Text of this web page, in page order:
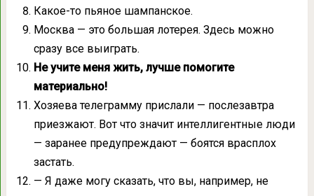
Какое-то пьяное шампанское.
Москва — это большая лотерея. Здесь можно
сразу все выиграть.
Не учите меня жить, лучше помогите
материально!
Хозяева телеграмму прислали — послезавтра
приезжают. Вот что значит интеллигентные люди
— заранее предупреждают — боятся врасплох
застать.
— Я даже могу сказать, что вы, например, не